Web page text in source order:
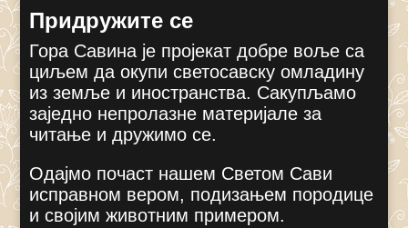
Придружите се
Гора Савина је пројекат добре воље са
циљем да окупи светосавску омладину
из земље и иностранства. Сакупљамо
заједно непролазне материјале за
читање и дружимо се.
Одајмо почаст нашем Светом Сави
исправном вером, подизањем породице
и својим животним примером.